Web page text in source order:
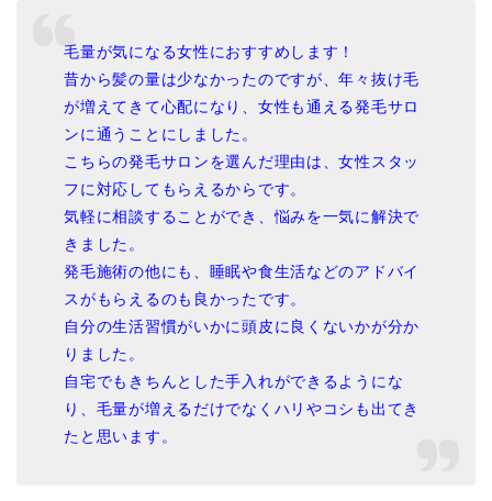
毛量が気になる女性におすすめします！
昔から髪の量は少なかったのですが、年々抜け毛
が増えてきて心配になり、女性も通える発毛サロ
ンに通うことにしました。
こちらの発毛サロンを選んだ理由は、女性スタッ
フに対応してもらえるからです。
気軽に相談することができ、悩みを一気に解決で
きました。
発毛施術の他にも、睡眠や食生活などのアドバイ
スがもらえるのも良かったです。
自分の生活習慣がいかに頭皮に良くないかが分か
りました。
自宅でもきちんとした手入れができるようにな
り、毛量が増えるだけでなくハリやコシも出てき
たと思います。